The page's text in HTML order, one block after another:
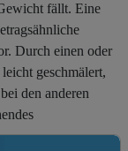
fällt. Eine
Durch einen oder
geschmälert,
den anderen